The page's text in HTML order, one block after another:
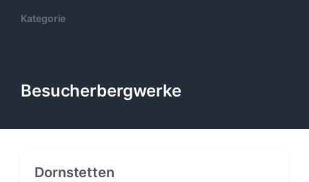
Kategorie
Besucherbergwerke
Dornstetten